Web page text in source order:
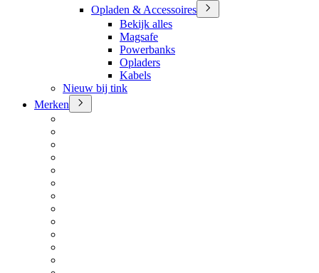
Opladen & Accessoires
Bekijk alles
Magsafe
Powerbanks
Opladers
Kabels
Nieuw bij tink
Merken